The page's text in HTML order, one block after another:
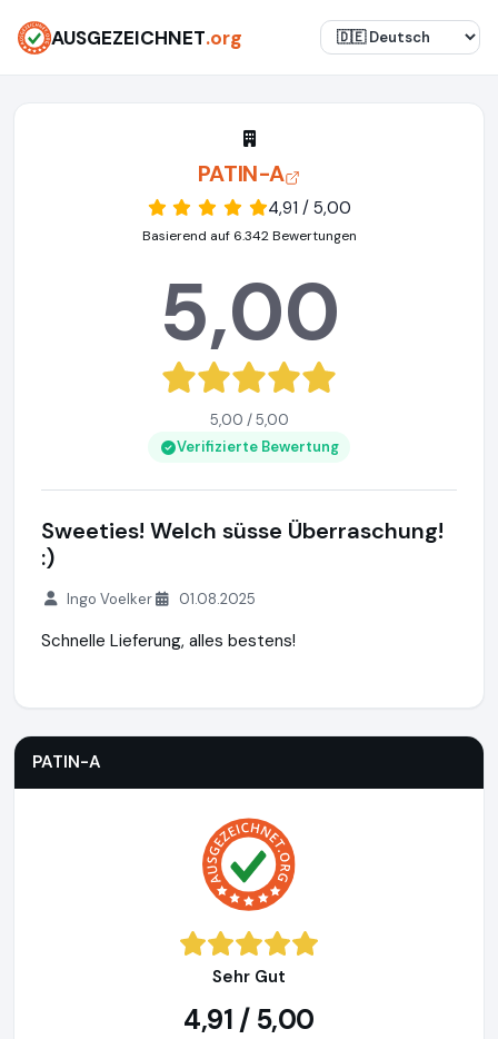
AUSGEZEICHNET.org
PATIN-A
4,91 / 5,00
Basierend auf 6.342 Bewertungen
5,00
5,00 / 5,00
Verifizierte Bewertung
Sweeties! Welch süsse Überraschung!
:)
Ingo Voelker 01.08.2025
Schnelle Lieferung, alles bestens!
PATIN-A
Sehr Gut
4,91 / 5,00